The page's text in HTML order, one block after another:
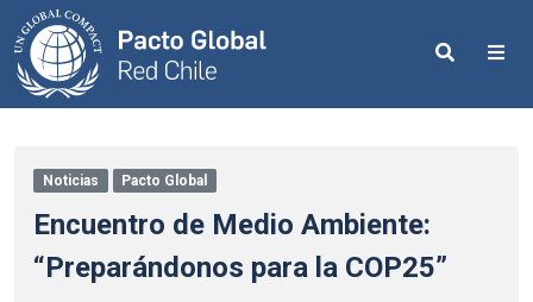
Search
Noticias Pacto Global
Encuentro de Medio Ambiente:
“Preparándonos para la COP25”